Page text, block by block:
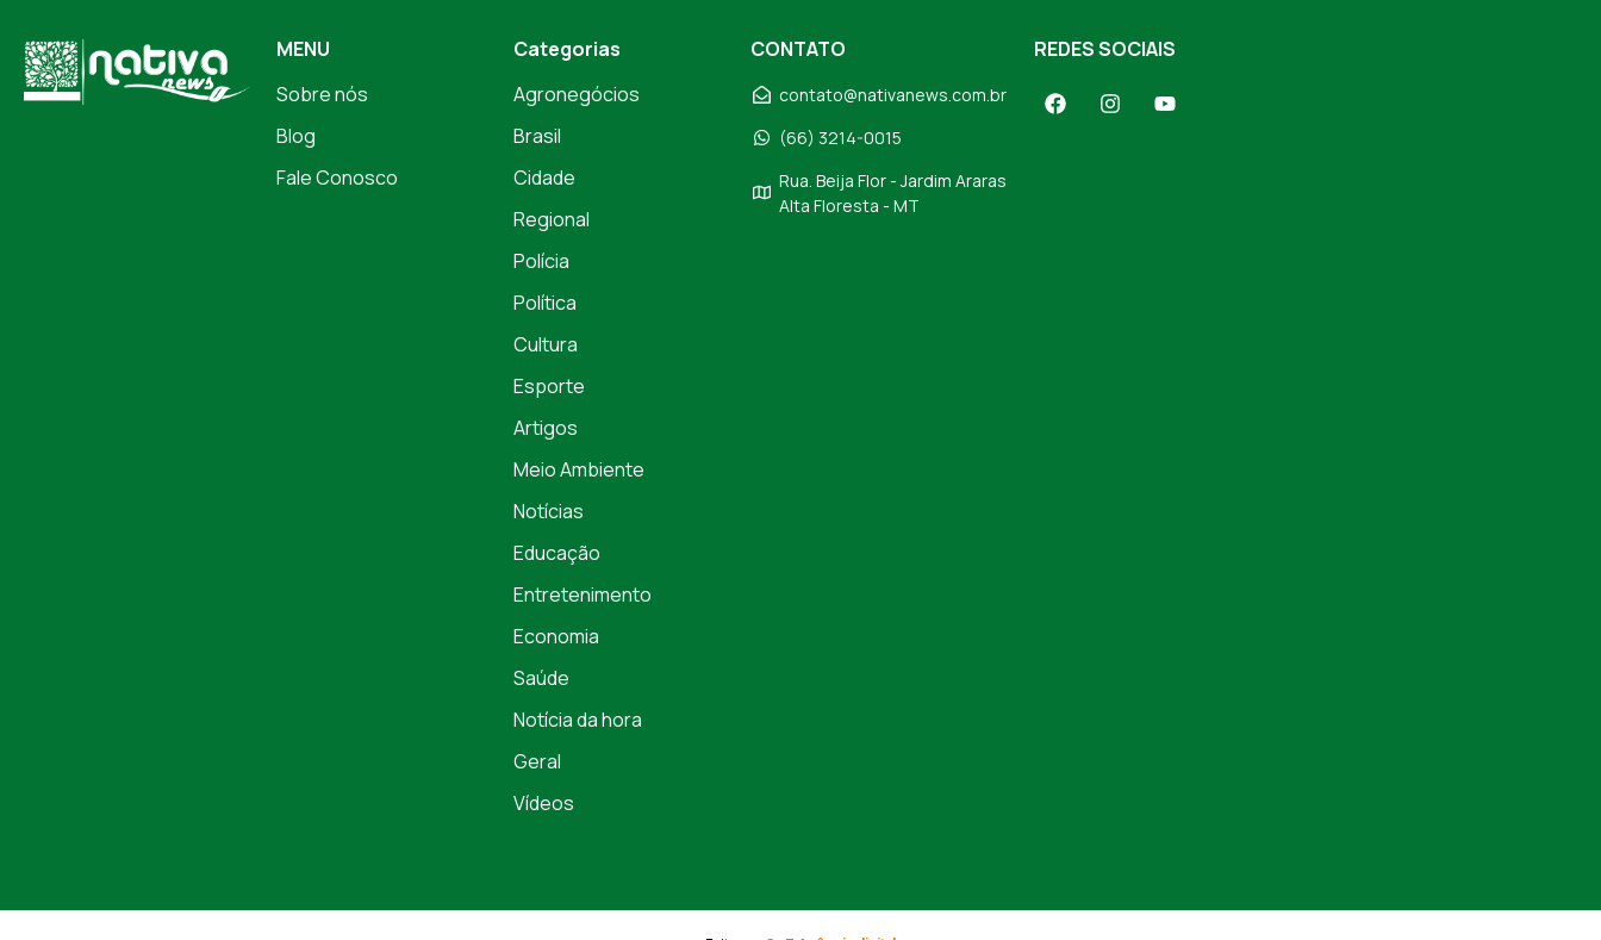
MENU
Sobre nós
Blog
Fale Conosco
Categorias
Agronegócios
Brasil
Cidade
Regional
Polícia
Política
Cultura
Esporte
Artigos
Meio Ambiente
Notícias
Educação
Entretenimento
Economia
Saúde
Notícia da hora
Geral
Vídeos
CONTATO
contato@nativanews.com.br
(66) 3214-0015
Rua. Beija Flor - Jardim Araras
Alta Floresta - MT
REDES SOCIAIS